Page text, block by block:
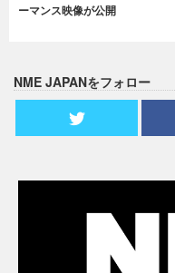
ーマンス映像が公開
NME JAPANをフォロー